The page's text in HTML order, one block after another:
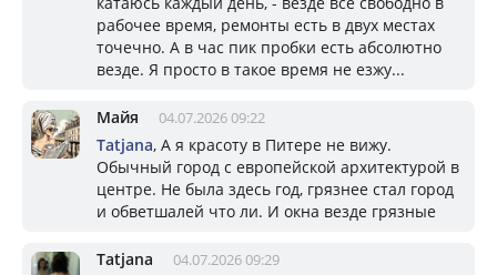
рабочее время, ремонты есть в двух местах
точечно. А в час пик пробки есть абсолютно
везде. Я просто в такое время не езжу...
Майя 04.07.2026 09:22
Tatjana, А я красоту в Питере не вижу.
Обычный город с европейской архитектурой в
центре. Не была здесь год, грязнее стал город
и обветшалей что ли. И окна везде грязные
Tatjana 04.07.2026 09:29